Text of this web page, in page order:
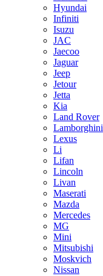
Hyundai
Infiniti
Isuzu
JAC
Jaecoo
Jaguar
Jeep
Jetour
Jetta
Kia
Land Rover
Lamborghini
Lexus
Li
Lifan
Lincoln
Livan
Maserati
Mazda
Mercedes
MG
Mini
Mitsubishi
Moskvich
Nissan